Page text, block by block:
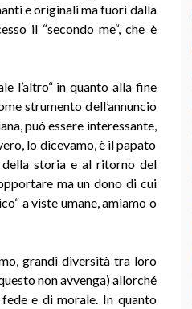
e originali ma fuori dalla
il “secondo me“, che è
l’altro“ in quanto alla fine
strumento dell’annuncio
può essere interessante,
lo dicevamo, è il papato
della storia e al ritorno del
ma un dono di cui
a viste umane, amiamo o
grandi diversità tra loro
non avvenga) allorché
e di morale. In quanto